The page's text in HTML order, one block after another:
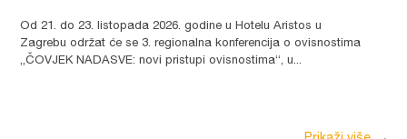
Od 21. do 23. listopada 2026. godine u Hotelu Aristos u
Zagrebu održat će se 3. regionalna konferencija o ovisnostima
„ČOVJEK NADASVE: novi pristupi ovisnostima“, u...